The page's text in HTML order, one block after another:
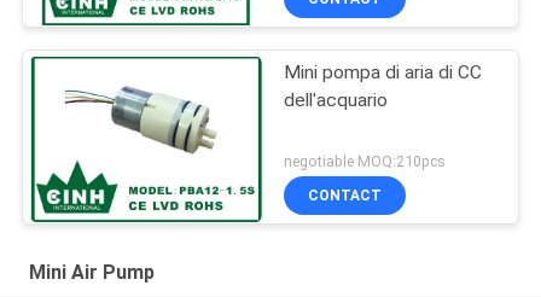
Mini pompa di aria di CC
dell'acquario
negotiable MOQ:210pcs
CONTACT
Mini Air Pump